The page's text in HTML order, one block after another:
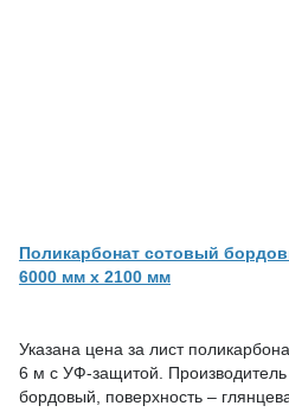
Поликарбонат сотовый
6000 мм x 2100 мм
Указана цена за лист
6 м с УФ-защитой. Производитель
бордовый, поверхность –